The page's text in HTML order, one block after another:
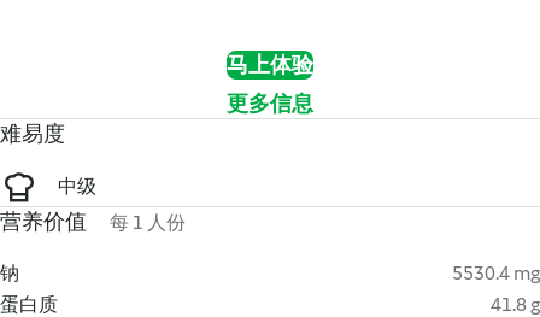
马上体验
更多信息
难易度
中级
营养价值 每 1 人份
钠
5530.4 mg
蛋白质
41.8 g